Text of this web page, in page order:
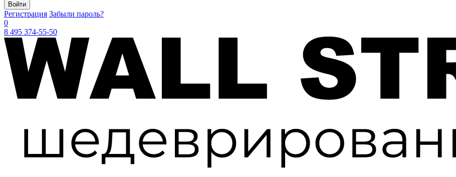
Войти
Регистрация Забыли пароль?
0
8 495 374-55-50